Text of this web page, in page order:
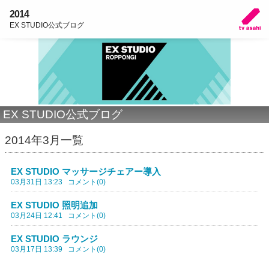
2014
EX STUDIO公式ブログ
EX STUDIO公式ブログ
2014年3月一覧
EX STUDIO マッサージチェアー導入
03月31日 13:23 コメント(0)
EX STUDIO 照明追加
03月24日 12:41 コメント(0)
EX STUDIO ラウンジ
03月17日 13:39 コメント(0)